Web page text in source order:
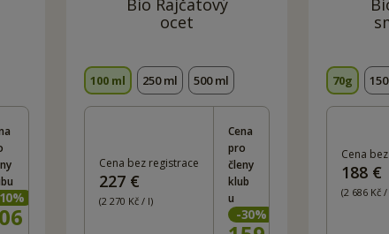
10%
Bio Rajčatový
ocet
100 ml 250 ml 500 ml
Cena bez registrace
227 €
(2 270 Kč / l)
Cena
pro
členy
klub
u
-30%
70g
Cena
188 €
(2 686 Kč